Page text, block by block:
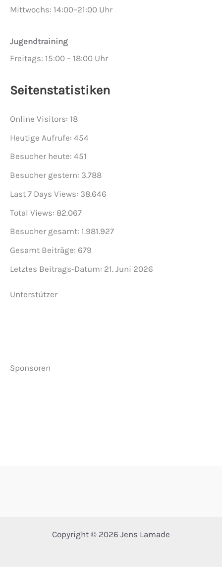
Mittwochs: 14:00–21:00 Uhr
Jugendtraining
Freitags: 15:00 – 18:00 Uhr
Seitenstatistiken
Online Visitors: 18
Heutige Aufrufe: 454
Besucher heute: 451
Besucher gestern: 3.788
Last 7 Days Views: 38.646
Total Views: 82.067
Besucher gesamt: 1.981.927
Gesamt Beiträge: 679
Letztes Beitrags-Datum: 21. Juni 2026
Unterstützer
Sponsoren
Copyright © 2026 Jens Lamade